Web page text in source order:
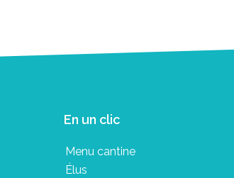
En un clic
Menu cantine
Élus